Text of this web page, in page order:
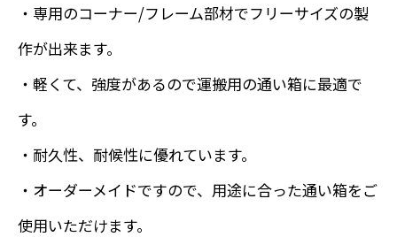
・専用のコーナー/フレーム部材でフリーサイズの製
作が出来ます。
・軽くて、強度があるので運搬用の通い箱に最適で
す。
・耐久性、耐候性に優れています。
・オーダーメイドですので、用途に合った通い箱をご
使用いただけます。